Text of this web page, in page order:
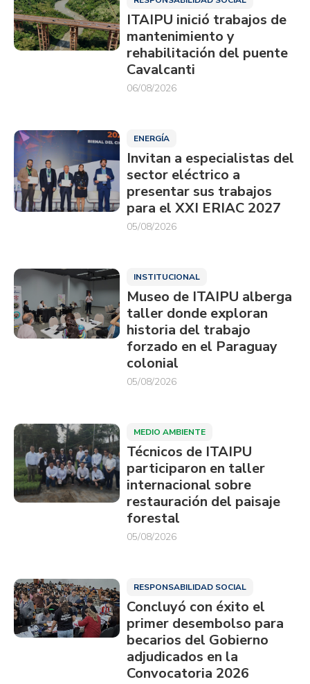
ITAIPU inició trabajos de
mantenimiento y
rehabilitación del puente
Cavalcanti
06/08/2026
ENERGÍA
Invitan a especialistas del
sector eléctrico a
presentar sus trabajos
para el XXI ERIAC 2027
05/08/2026
INSTITUCIONAL
Museo de ITAIPU alberga
taller donde exploran
historia del trabajo
forzado en el Paraguay
colonial
05/08/2026
MEDIO AMBIENTE
Técnicos de ITAIPU
participaron en taller
internacional sobre
restauración del paisaje
forestal
05/08/2026
RESPONSABILIDAD SOCIAL
Concluyó con éxito el
primer desembolso para
becarios del Gobierno
adjudicados en la
Convocatoria 2026